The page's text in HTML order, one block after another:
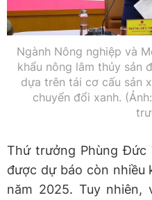
Ngành Nông nghiệp và
khẩu nông lâm thủy sản
dựa trên tái cơ cấu sản
chuyển đổi xanh.
Thứ trưởng Phùng Đức
được dự báo còn
năm 2025. Tuy